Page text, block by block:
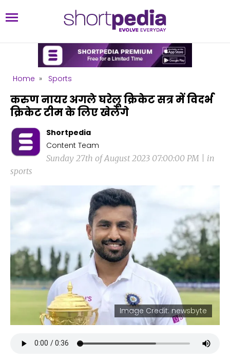
Home » Sports
करुण नायर अगले घरेलू क्रिकेट सत्र में विदर्भ
क्रिकेट टीम के लिए खेलेंगे
Shortpedia
Content Team
Sunday 27th of August 2023 07:00:00 PM | in
sports
Image Credit: newsbyte